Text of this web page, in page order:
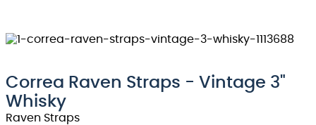
Correa Raven Straps - Vintage 3"
Whisky
Raven Straps
3.
guitarra electroacústica
5.
amplificador
6.
guitarra